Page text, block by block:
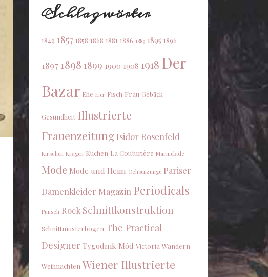
Schlagwörter
1849 1857 1858 1868 1881 1886 1889 1895 1896
18971898 1899 1900 1908 1918 Der
Bazar Ehe Eier Fisch Frau Gebäck
Gesundheit Illustrierte
Frauenzeitung Isidor Rosenfeld
Kirschen Kragen Kuchen La Couturière Marmelade
Mode Mode und Heim Ochsenzunge Pariser
Damenkleider Magazin Periodicals
Punsch Rock Schnittkonstruktion
Schnittmusterbogen The Practical
Designer Tygodnik Mód Victoria Wandern
Weihnachten Wiener Illustrierte